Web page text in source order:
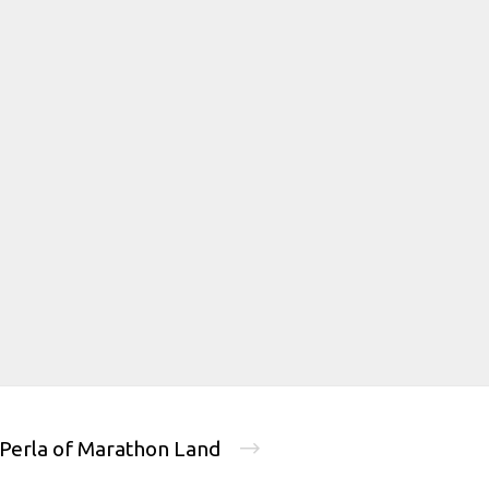
Perla of Marathon Land